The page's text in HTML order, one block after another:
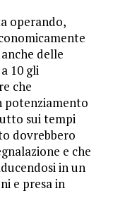
operando,
delle
10 gli
che
potenziamento
sui tempi
dovrebbero
e che
in un
e presa in